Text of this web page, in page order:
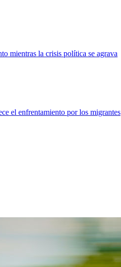
mientras la crisis política se agrava
el enfrentamiento por los migrantes